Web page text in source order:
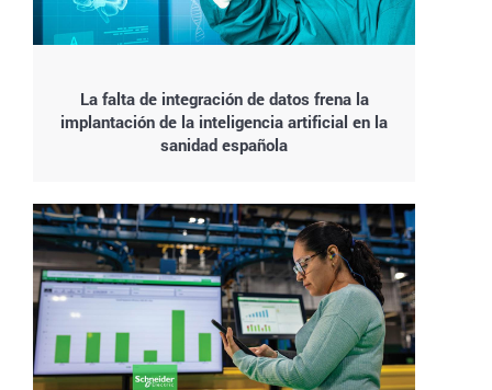
La falta de integración de datos frena la
implantación de la inteligencia artificial en la
sanidad española